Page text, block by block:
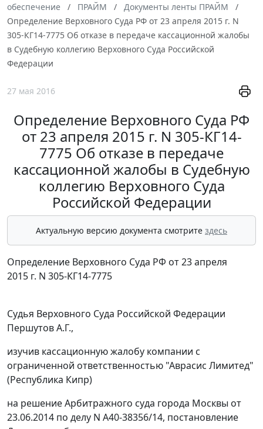
обеспечение
ПРАЙМ
Документы ленты ПРАЙМ
Определение Верховного Суда РФ от 23 апреля 2015 г. N
305-КГ14-7775 Об отказе в передаче кассационной жалобы
в Судебную коллегию Верховного Суда Российской
Федерации
27 мая 2016
Определение Верховного Суда РФ
от 23 апреля 2015 г. N 305-КГ14-
7775 Об отказе в передаче
кассационной жалобы в Судебную
коллегию Верховного Суда
Российской Федерации
Актуальную версию документа смотрите здесь
Определение Верховного Суда РФ от 23 апреля
2015 г. N 305-КГ14-7775
Судья Верховного Суда Российской Федерации
Першутов А.Г.,
изучив кассационную жалобу компании с
ограниченной ответственностью "Аврасис Лимитед"
(Республика Кипр)
на решениеАрбитражного суда города Москвы от
23.06.2014 по делу N А40-38356/14, постановление